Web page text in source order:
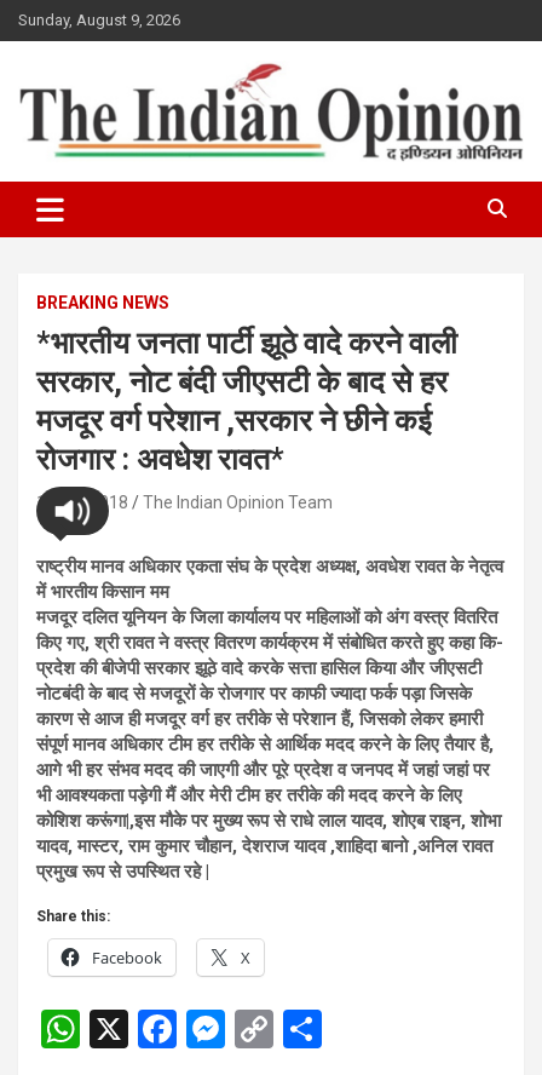
Skip
to
Sunday, August 9, 2026
Indian Opinion News
BREAKING NEWS
*भारतीय जनता पार्टी झूठे वादे करने वाली
सरकार, नोट बंदी जीएसटी के बाद से हर
मजदूर वर्ग परेशान ,सरकार ने छीने कई
रोजगार : अवधेश रावत*
11/12/2018 The Indian Opinion Team
राष्ट्रीय मानव अधिकार एकता संघ के प्रदेश अध्यक्ष, अवधेश रावत के नेतृत्व
में भारतीय किसान मम
मजदूर दलित यूनियन के जिला कार्यालय पर महिलाओं को अंग वस्त्र वितरित
किए गए, श्री रावत ने वस्त्र वितरण कार्यक्रम में संबोधित करते हुए कहा कि-
प्रदेश की बीजेपी सरकार झूठे वादे करके सत्ता हासिल किया और जीएसटी
नोटबंदी के बाद से मजदूरों के रोजगार पर काफी ज्यादा फर्क पड़ा जिसके
कारण से आज ही मजदूर वर्ग हर तरीके से परेशान हैं, जिसको लेकर हमारी
संपूर्ण मानव अधिकार टीम हर तरीके से आर्थिक मदद करने के लिए तैयार है,
आगे भी हर संभव मदद की जाएगी और पूरे प्रदेश व जनपद में जहां जहां पर
भी आवश्यकता पड़ेगी मैं और मेरी टीम हर तरीके की मदद करने के लिए
कोशिश करूंगा|,इस मौके पर मुख्य रूप से राधे लाल यादव, शोएब राइन, शोभा
यादव, मास्टर, राम कुमार चौहान, देशराज यादव ,शाहिदा बानो ,अनिल रावत
प्रमुख रूप से उपस्थित रहे |
Share this:
Facebook X
W X
F
M C